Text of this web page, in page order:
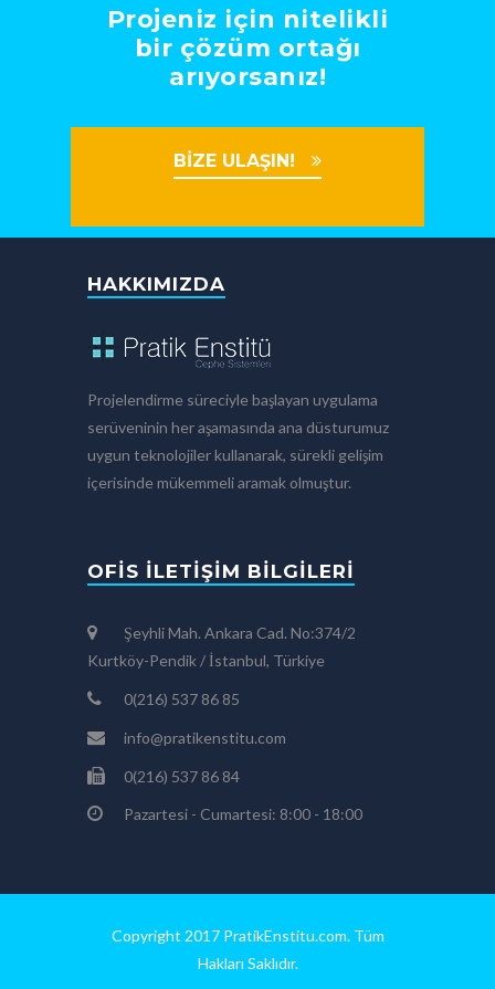
Projeniz için nitelikli
bir çözüm ortağı
arıyorsanız!
BİZE ULAŞIN!
HAKKIMIZDA
Projelendirme süreciyle başlayan uygulama
serüveninin her aşamasında ana düsturumuz
uygun teknolojiler kullanarak, sürekli gelişim
içerisinde mükemmeli aramak olmuştur.
OFIS İLETIŞIM BILGILERI
Şeyhli Mah. Ankara Cad. No:374/2
Kurtköy-Pendik / İstanbul, Türkiye
0(216) 537 86 85
info@pratikenstitu.com
0(216) 537 86 84
Pazartesi - Cumartesi: 8:00 - 18:00
Copyright 2017 PratikEnstitu.com. Tüm
Hakları Saklıdır.